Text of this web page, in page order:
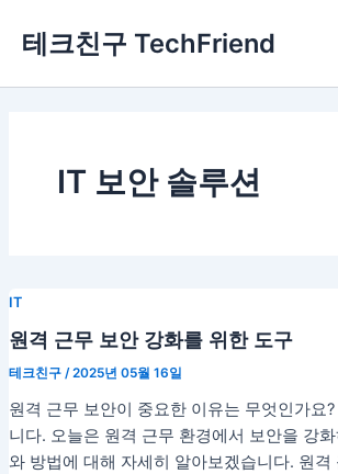
로
테크친구 TechFriend
IT 보안 솔루션
IT
원격 근무 보안 강화를 위한 도구
테크친구 /2025년 05월 16일
원격 근무 보안이 중요한 이유는 무엇인가요
니다. 오늘은 원격 근무 환경에서 보안을 강
와 방법에 대해 자세히 알아보겠습니다. 원격